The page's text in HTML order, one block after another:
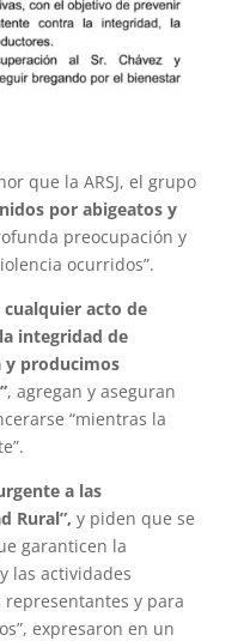
que la ARSJ, el grupo
por abigeatos y
preocupación y
ocurridos”.
cualquier acto de
integridad de
y producimos
, agregan y aseguran
“mientras la
a las
Rural”, y piden que se
garanticen la
las actividades
representantes y para
expresaron en un